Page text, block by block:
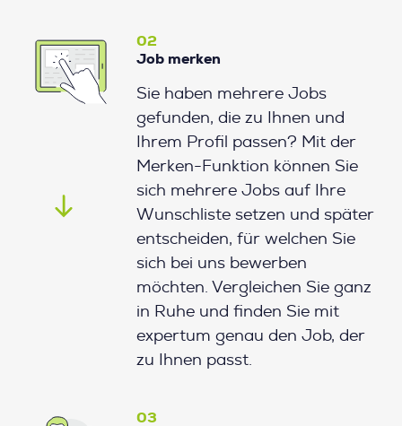
02
Job merken
Sie haben mehrere Jobs
gefunden, die zu Ihnen und
Ihrem Profil passen? Mit der
Merken-Funktion können Sie
sich mehrere Jobs auf Ihre
Wunschliste setzen und später
entscheiden, für welchen Sie
sich bei uns bewerben
möchten. Vergleichen Sie ganz
in Ruhe und finden Sie mit
expertum genau den Job, der
zu Ihnen passt.
03